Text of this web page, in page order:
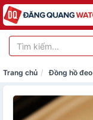
Trang chủ Đồng hồ